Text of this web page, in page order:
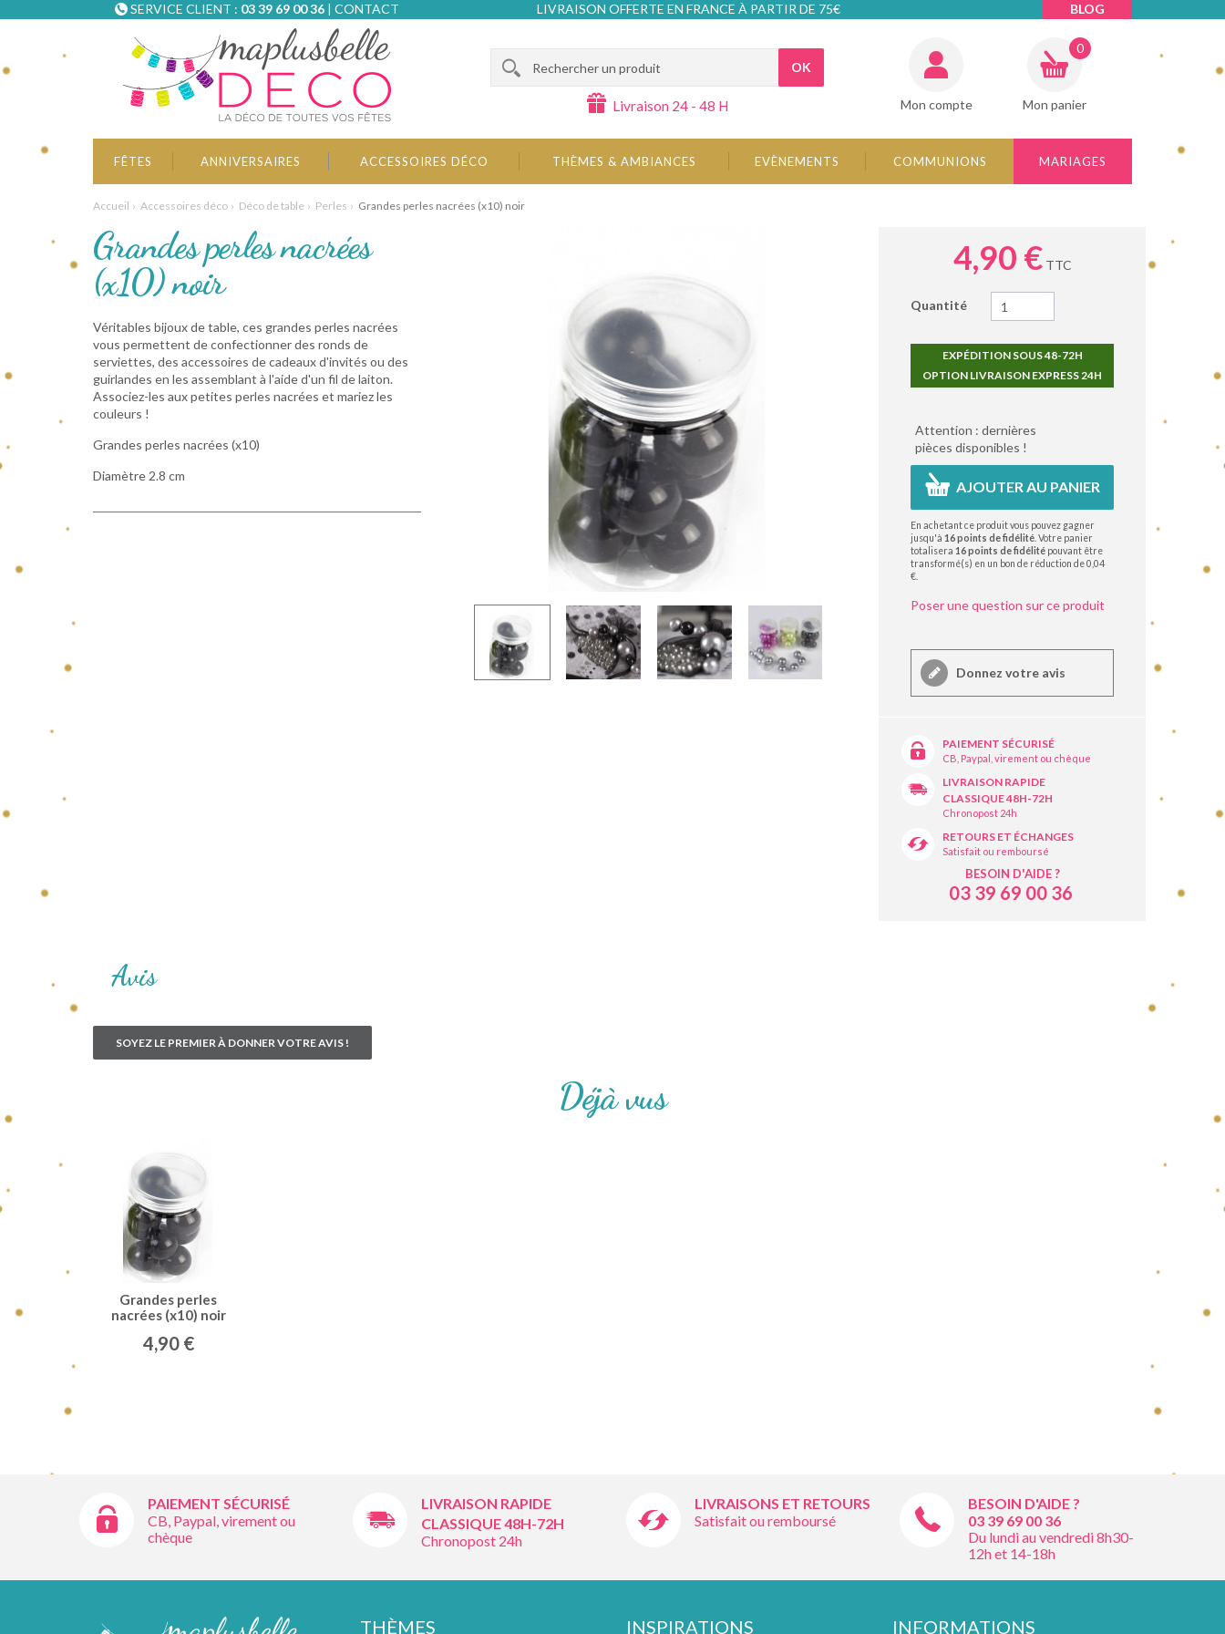
SERVICE CLIENT : 03 39 69 00 36| CONTACT LIVRAISON OFFERTE EN FRANCE À PARTIR DE 75€ BLOG
OK
Livraison 24 - 48 H Mon compte Mon panier
0
FÊTES ANNIVERSAIRES ACCESSOIRES DÉCO THÈMES & AMBIANCES EVÈNEMENTS COMMUNIONS MARIAGES
Accueil Accessoires déco Déco de table Perles Grandes perles nacrées (x10) noir
Grandes perles nacrées
(x10) noir
Véritables bijoux de table, ces grandes perles nacrées
vous permettent de confectionner des ronds de
serviettes, des accessoires de cadeaux d'invités ou des
guirlandes en les assemblant à l'aide d'un fil de laiton.
Associez-les aux petites perles nacrées et mariez les
couleurs !
Grandes perles nacrées (x10)
Diamètre 2.8 cm
4,90 €TTC
Quantité
EXPÉDITION SOUS 48-72H
OPTION LIVRAISON EXPRESS 24H
Attention : dernières
pièces disponibles !
AJOUTER AU PANIER
En achetant ce produit vous pouvez gagner
jusqu'à16points de fidélité . Votre panier
totalisera16points de fidélité pouvant être
transformé(s) en un bon de réduction de0,04
€
Poser une question sur ce produit
Donnez votre avis
PAIEMENT SÉCURISÉ
CB, Paypal, virement ou chèque
LIVRAISON RAPIDE
CLASSIQUE 48H-72H
Chronopost 24h
RETOURS ET ÉCHANGES
Satisfait ou remboursé
BESOIN D'AIDE ?
03 39 69 00 36
Avis
SOYEZ LE PREMIER À DONNER VOTRE AVIS !
Déjà vus
Grandes perles
nacrées (x10) noir
4,90 €
PAIEMENT SÉCURISÉ
CB, Paypal, virement ou
chèque
LIVRAISON RAPIDE
CLASSIQUE 48H-72H
Chronopost 24h
LIVRAISONS ET RETOURS
Satisfait ou remboursé
BESOIN D'AIDE ?
03 39 69 00 36
Du lundi au vendredi 8h30-
12h et 14-18h
THÈMES INSPIRATIONS INFORMATIONS